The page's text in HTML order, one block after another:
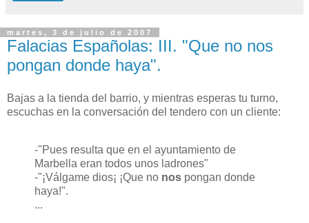
martes, 3 de julio de 2007
Falacias Españolas: III. "Que no nos
pongan donde haya".
Bajas a la tienda del barrio, y mientras esperas tu turno,
escuchas en la conversación del tendero con un cliente:
-"Pues resulta que en el ayuntamiento de
Marbella eran todos unos ladrones"
-"¡Válgame dios¡ ¡Que no nos pongan donde
haya!".
...